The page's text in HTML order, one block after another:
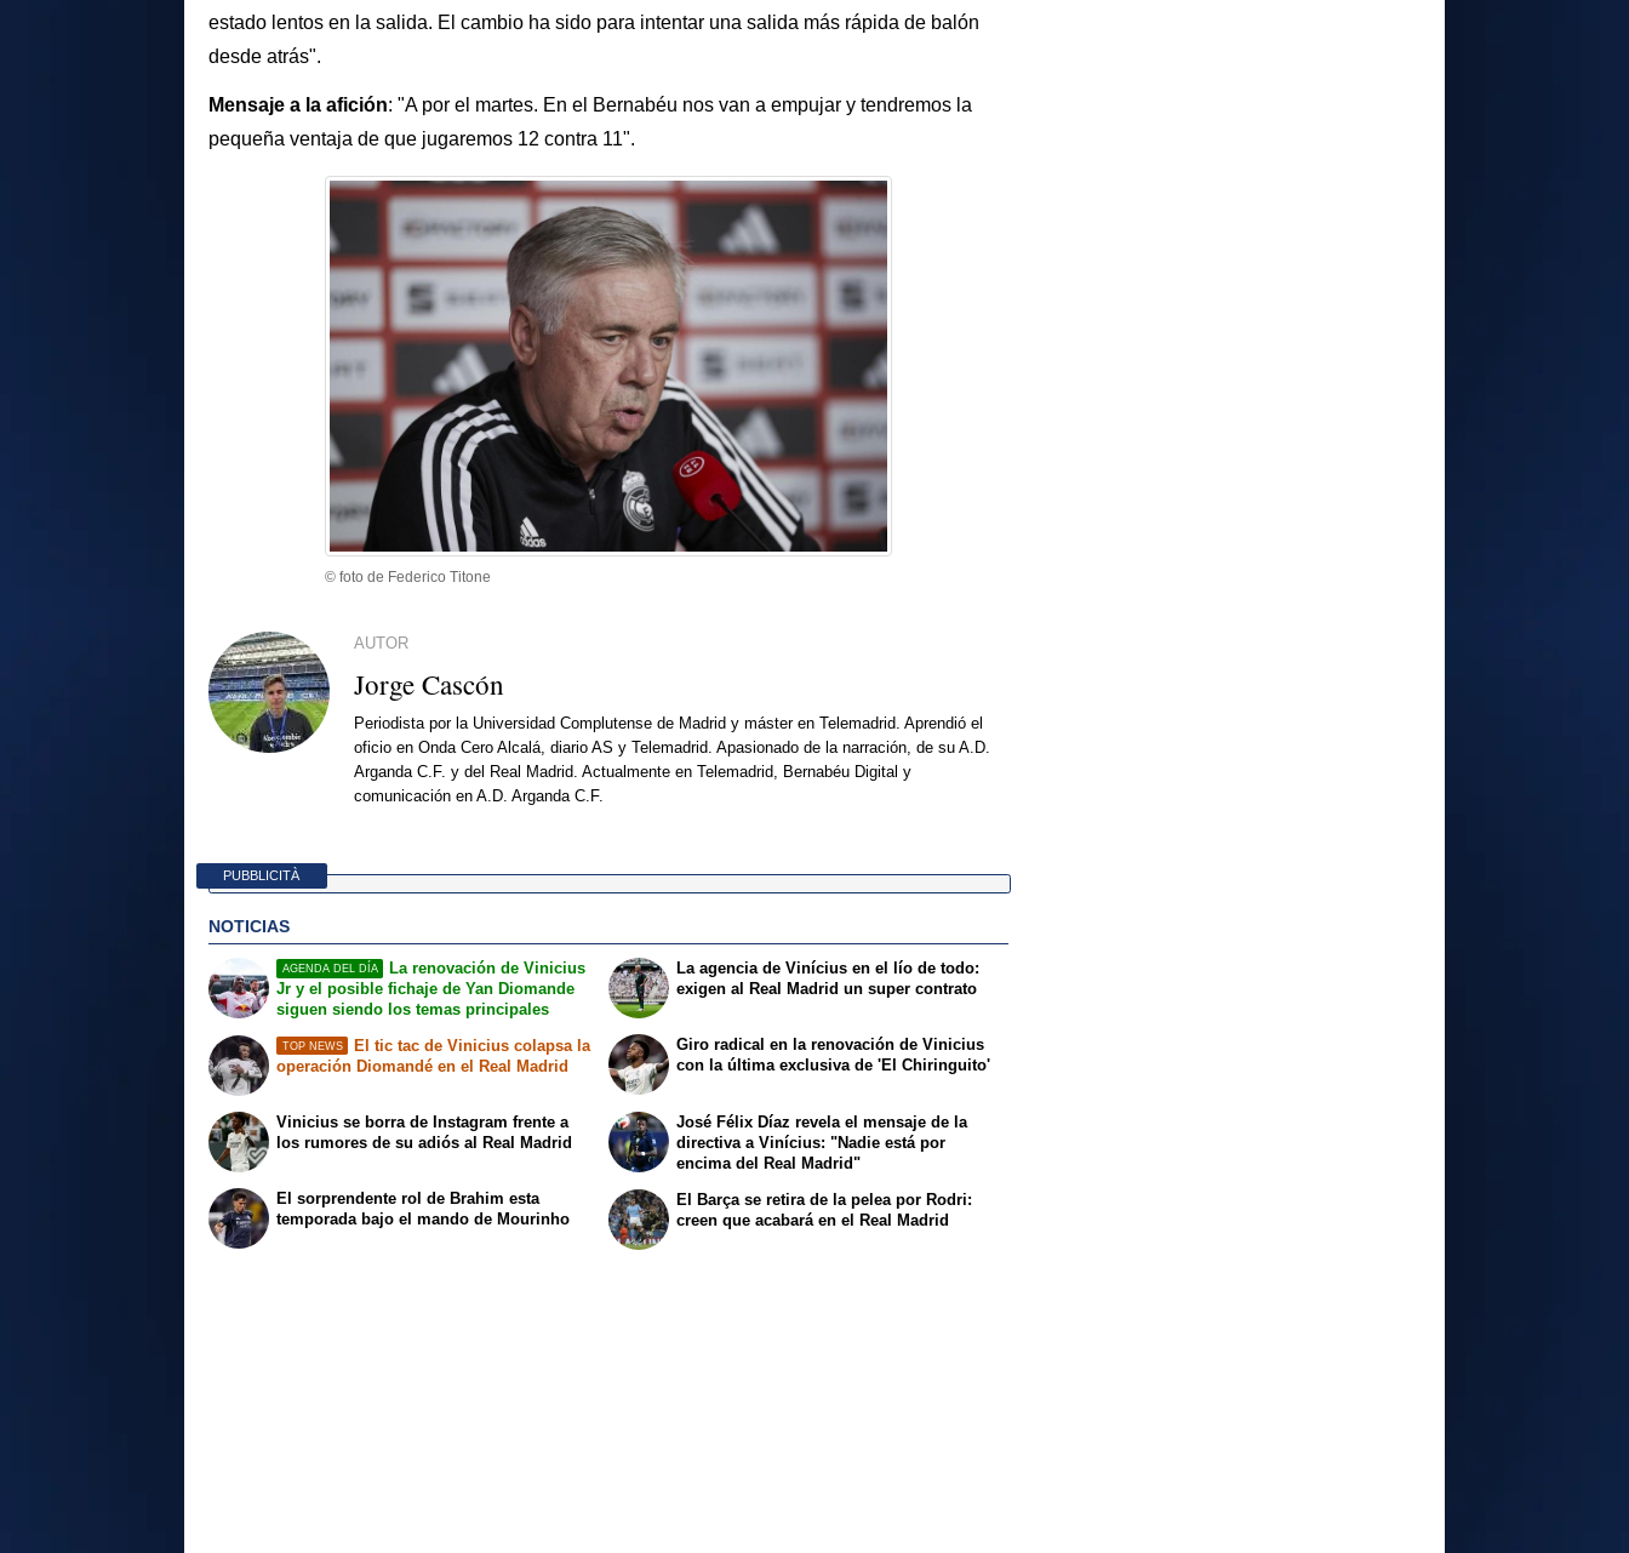
estado lentos en la salida. El cambio ha sido para intentar una salida más rápida de balón
desde atrás".
Mensaje a la afición: "A por el martes. En el Bernabéu nos van a empujar y tendremos la
pequeña ventaja de que jugaremos 12 contra 11".
© foto de Federico Titone
AUTOR
Jorge Cascón
Periodista por la Universidad Complutense de Madrid y máster en Telemadrid. Aprendió el
oficio en Onda Cero Alcalá, diario AS y Telemadrid. Apasionado de la narración, de su A.D.
Arganda C.F. y del Real Madrid. Actualmente en Telemadrid, Bernabéu Digital y
comunicación en A.D. Arganda C.F.
PUBBLICITÀ
NOTICIAS
AGENDA DEL DÍA
La renovación de Vinicius
Jr y el posible fichaje de Yan Diomande
siguen siendo los temas principales
TOP NEWS
El tic tac de Vinicius colapsa la
operación Diomandé en el Real Madrid
La agencia de Vinícius en el lío de todo:
exigen al Real Madrid un super contrato
Giro radical en la renovación de Vinicius
con la última exclusiva de 'El Chiringuito'
Vinicius se borra de Instagram frente a
los rumores de su adiós al Real Madrid
El sorprendente rol de Brahim esta
temporada bajo el mando de Mourinho
José Félix Díaz revela el mensaje de la
directiva a Vinícius: "Nadie está por
encima del Real Madrid"
El Barça se retira de la pelea por Rodri:
creen que acabará en el Real Madrid